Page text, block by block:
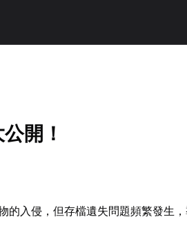
開！
的入侵，但存檔遺失問題頻繁發生